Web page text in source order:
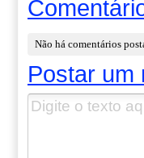
Não há comentários
Postar um